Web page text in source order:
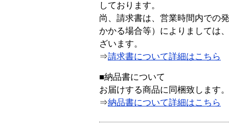
しております。
尚、請求書は、営業時間内での
かかる場合等）によりましては
ざいます。
⇒請求書について詳細はこちら
■納品書について
お届けする商品に同梱致します。
⇒納品書について詳細はこちら